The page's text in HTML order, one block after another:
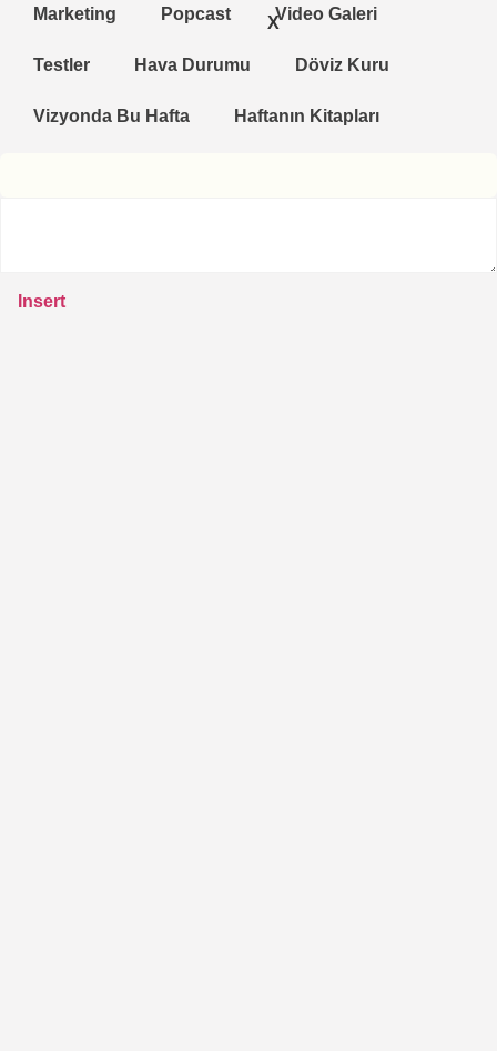
X
Marketing Popcast Video Galeri
Testler Hava Durumu Döviz Kuru
Vizyonda Bu Hafta Haftanın Kitapları
Insert